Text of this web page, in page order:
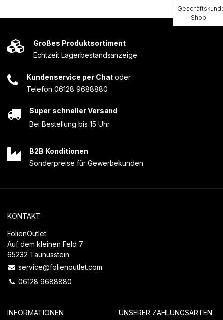
Großes Produktsortiment
Echtzeit Lagerbestandsanzeige
Kundenservice per Chat oder
Telefon 06128 9688880
Super schneller Versand
Bei Bestellung bis 15 Uhr
B2B Konditionen
Sonderpreise für Gewerbekunden
KONTAKT
FolienOutlet
Auf dem kleinen Feld 7
65232 Taunusstein
service@folienoutlet.com
06128 9688880
INFORMATIONEN UNSERER ZAHLUNGSARTEN:
Shop